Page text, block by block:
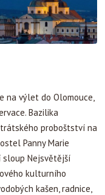
na výlet do Olomouce,
Bazilika
proboštství na
Panny Marie
sloup Nejsvětější
kulturního
kašen, radnice,